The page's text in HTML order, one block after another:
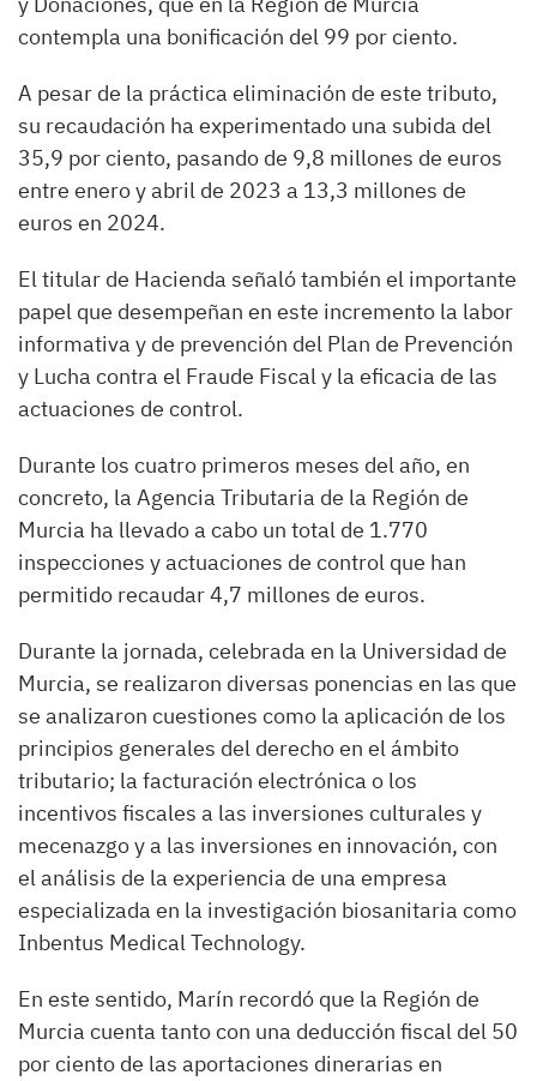
contempla una bonificación del 99 por ciento.
A pesar de la práctica eliminación de este tributo,
su recaudación ha experimentado una subida del
35,9 por ciento, pasando de 9,8 millones de euros
entre enero y abril de 2023 a 13,3 millones de
euros en 2024.
El titular de Hacienda señaló también el importante
papel que desempeñan en este incremento la labor
informativa y de prevención del Plan de Prevención
y Lucha contra el Fraude Fiscal y la eficacia de las
actuaciones de control.
Durante los cuatro primeros meses del año, en
concreto, la Agencia Tributaria de la Región de
Murcia ha llevado a cabo un total de 1.770
inspecciones y actuaciones de control que han
permitido recaudar 4,7 millones de euros.
Durante la jornada, celebrada en la Universidad de
Murcia, se realizaron diversas ponencias en las que
se analizaron cuestiones como la aplicación de los
principios generales del derecho en el ámbito
tributario; la facturación electrónica o los
incentivos fiscales a las inversiones culturales y
mecenazgo y a las inversiones en innovación, con
el análisis de la experiencia de una empresa
especializada en la investigación biosanitaria como
Inbentus Medical Technology.
En este sentido, Marín recordó que la Región de
Murcia cuenta tanto con una deducción fiscal del 50
por ciento de las aportaciones dinerarias en